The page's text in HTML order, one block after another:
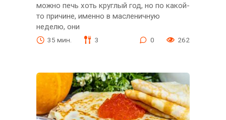
можно печь хоть круглый год, но по какой-
то причине, именно в масленичную
неделю, они
35 мин. 3 0 262